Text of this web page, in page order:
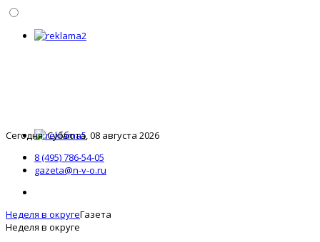
Сегодня: Суббота, 08 августа 2026
8 (495) 786-54-05
gazeta@n-v-o.ru
Неделя в округеГазета
Неделя в округе